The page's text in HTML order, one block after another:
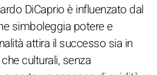
DiCaprio è influenzato dal
simboleggia potere e
attira il successo sia in
culturali, senza